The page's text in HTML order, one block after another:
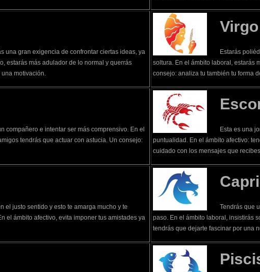
una gran exigencia de confrontar ciertas ideas, ya
estarás más adulador de lo normal y querrás
motivación.
Virgo
Estarás
soltura. En el ámbito laboral, estarás
consejo: analiza tu también tu forma
compañero e intentar ser más comprensivo. En el
tendrás que actuar con astucia. Un consejo:
Esta es una
puntualidad. En el ámbito afectivo:
cuidado con los mensajes que
el justo sentido y esto te amarga mucho y te
el ámbito afectivo, evita imponer tus amistades ya
Tendrás que
paso. En el ámbito laboral, insistirás
tendrás que dejarte fascinar por una